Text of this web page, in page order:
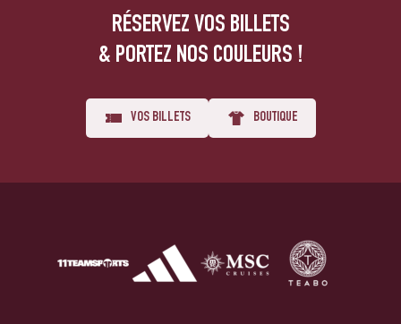
RÉSERVEZ VOS BILLETS
& PORTEZ NOS COULEURS !
VOS BILLETS BOUTIQUE